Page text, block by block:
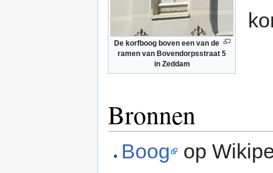
De korfboog boven een van de
ramen van Bovendorpsstraat 5
in Zeddam
Bronnen
Boog
op